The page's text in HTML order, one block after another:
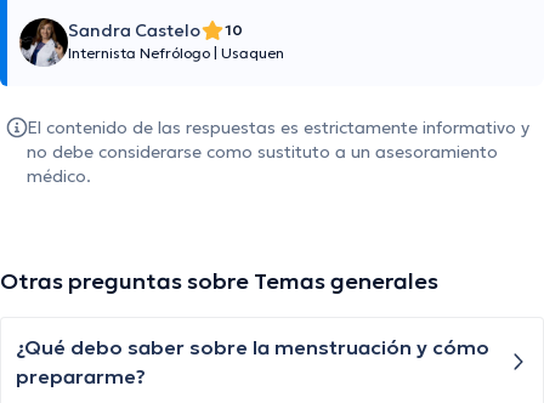
Sandra Castelo
10
Internista Nefrólogo Usaquen
El contenido de las respuestas es estrictamente informativo y
no debe considerarse como sustituto a un asesoramiento
médico.
Otras preguntas sobre Temas generales
¿Qué debo saber sobre la menstruación y cómo
prepararme?